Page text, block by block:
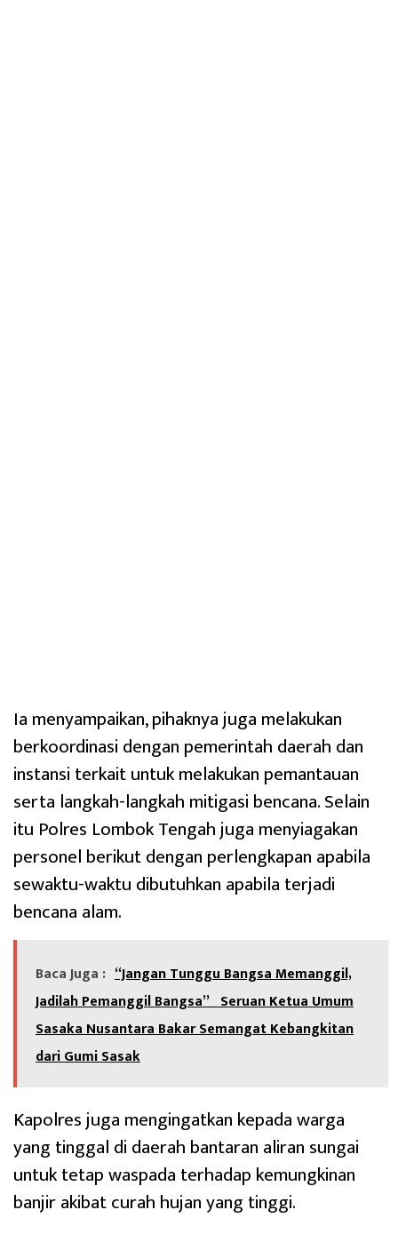
Ia menyampaikan, pihaknya juga melakukan
berkoordinasi dengan pemerintah daerah dan
instansi terkait untuk melakukan pemantauan
serta langkah-langkah mitigasi bencana. Selain
itu Polres Lombok Tengah juga menyiagakan
personel berikut dengan perlengkapan apabila
sewaktu-waktu dibutuhkan apabila terjadi
bencana alam.
Baca Juga : “Jangan Tunggu Bangsa Memanggil,
Jadilah Pemanggil Bangsa” Seruan Ketua Umum
Sasaka Nusantara Bakar Semangat Kebangkitan
dari Gumi Sasak
Kapolres juga mengingatkan kepada warga
yang tinggal di daerah bantaran aliran sungai
untuk tetap waspada terhadap kemungkinan
banjir akibat curah hujan yang tinggi.